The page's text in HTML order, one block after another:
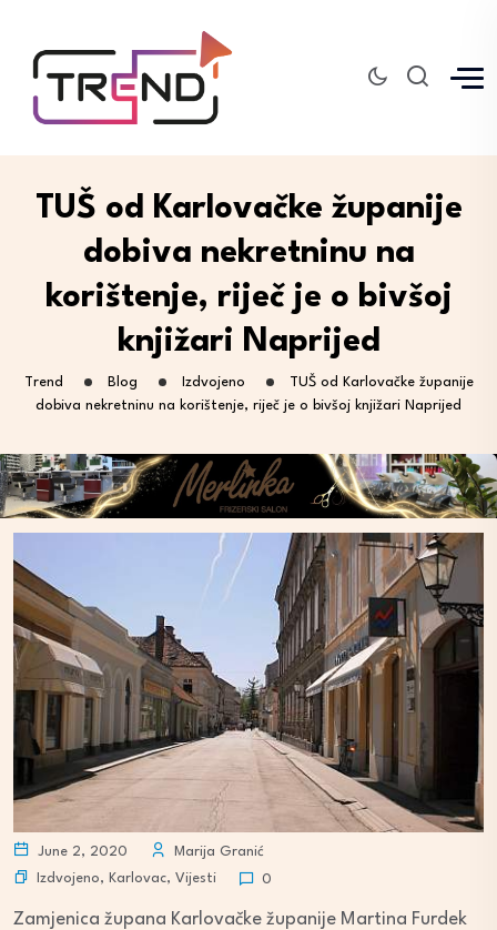
TUŠ od Karlovačke županije
dobiva nekretninu na
korištenje, riječ je o bivšoj
knjižari Naprijed
Trend Blog Izdvojeno
TUŠ od Karlovačke županije
dobiva nekretninu na korištenje, riječ je o bivšoj knjižari Naprijed
June 2, 2020
Marija Granić
Izdvojeno, Karlovac, Vijesti 0
Zamjenica župana Karlovačke županije Martina Furdek